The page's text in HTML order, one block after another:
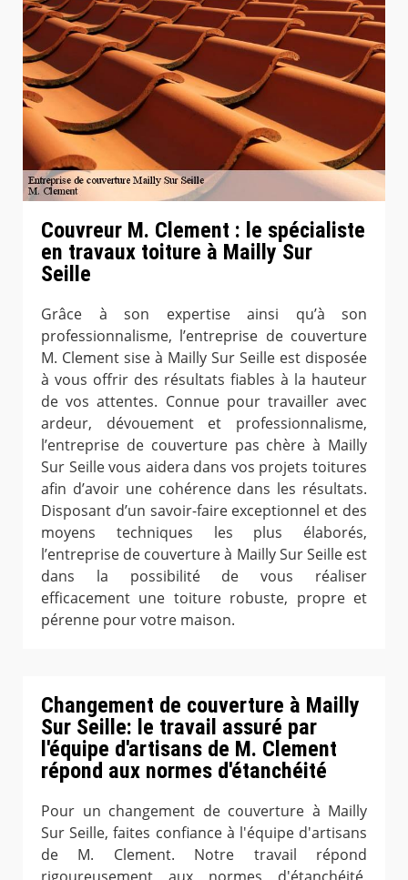
Couvreur M. Clement : le spécialiste
en travaux toiture à Mailly Sur
Seille
Grâce à son expertise ainsi qu’à son
professionnalisme, l’entreprise de couverture
M. Clement sise à Mailly Sur Seille est disposée
à vous offrir des résultats fiables à la hauteur
de vos attentes. Connue pour travailler avec
ardeur, dévouement et professionnalisme,
l’entreprise de couverture pas chère à Mailly
Sur Seille vous aidera dans vos projets toitures
afin d’avoir une cohérence dans les résultats.
Disposant d’un savoir-faire exceptionnel et des
moyens techniques les plus élaborés,
l’entreprise de couverture à Mailly Sur Seille est
dans la possibilité de vous réaliser
efficacement une toiture robuste, propre et
pérenne pour votre maison.
Changement de couverture à Mailly
Sur Seille: le travail assuré par
l'équipe d'artisans de M. Clement
répond aux normes d'étanchéité
Pour un changement de couverture à Mailly
Sur Seille, faites confiance à l'équipe d'artisans
de M. Clement. Notre travail répond